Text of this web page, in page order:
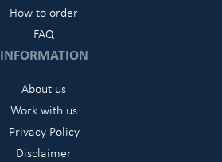
How to order
FAQ
INFORMATION
About us
Work with us
Privacy Policy
Disclaimer